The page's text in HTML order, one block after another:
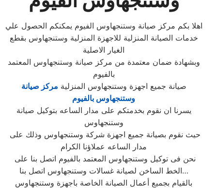
اهلا بكم مركز صيانة وستنجهاوس الفيوم يمكنكم الحصول علي
خدمات الصيانة المنزلية للاجهزة المنزلية وستنجهاوس بقطع
الغيار الاصلية
وبشهادة ضمان معتمدة من مركز صيانة وستنجهاوس المعتمد
بالفيوم
صيانة جميع اجهزة وستنجهاوس المنزلية مركز صيانة
وستنجهاوس بالفيوم
يسرنا ان نقوم بخدمتكم على مدار الساعه بتوكيل صيانة
وستنجهاوس
مدار الساعه عملاؤنا الكرام
الخط الساخن لصيانة غسالات وستنجهاوس اتصل بنا…
بالقيام بجميع أعمال الصيانة الخاصة باجهزة وستنجهاوس